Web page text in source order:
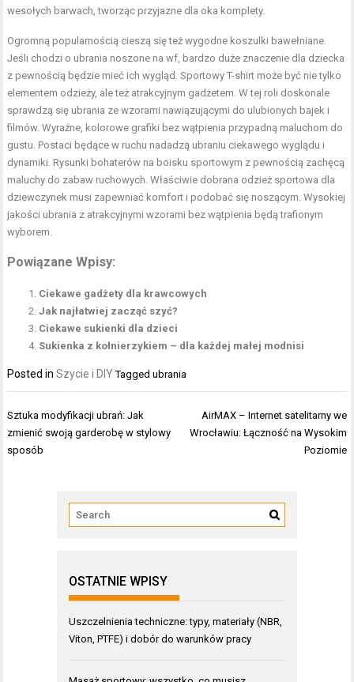
wesołych barwach, tworząc przyjazne dla oka komplety.
Ogromną popularnością cieszą się też wygodne koszulki bawełniane.
Jeśli chodzi o ubrania noszone na wf, bardzo duże znaczenie dla dziecka
z pewnością będzie mieć ich wygląd. Sportowy T-shirt może być nie tylko
elementem odzieży, ale też atrakcyjnym gadżetem. W tej roli doskonale
sprawdzą się ubrania ze wzorami nawiązującymi do ulubionych bajek i
filmów. Wyraźne, kolorowe grafiki bez wątpienia przypadną maluchom do
gustu. Postaci będące w ruchu nadadzą ubraniu ciekawego wyglądu i
dynamiki. Rysunki bohaterów na boisku sportowym z pewnością zachęcą
maluchy do zabaw ruchowych. Właściwie dobrana odzież sportowa dla
dziewczynek musi zapewniać komfort i podobać się noszącym. Wysokiej
jakości ubrania z atrakcyjnymi wzorami bez wątpienia będą trafionym
wyborem.
Powiązane Wpisy:
Ciekawe gadżety dla krawcowych
Jak najłatwiej zacząć szyć?
Ciekawe sukienki dla dzieci
Sukienka z kołnierzykiem – dla każdej małej modnisi
Posted inSzycie i DIY Taggedubrania
Nawigacja
wpisu
Sztuka modyfikacji ubrań: Jak
zmienić swoją garderobę w stylowy
sposób
AirMAX – Internet satelitarny we
Wrocławiu: Łączność na Wysokim
Poziomie
OSTATNIE WPISY
Uszczelnienia techniczne: typy, materiały (NBR,
Viton, PTFE) i dobór do warunków pracy